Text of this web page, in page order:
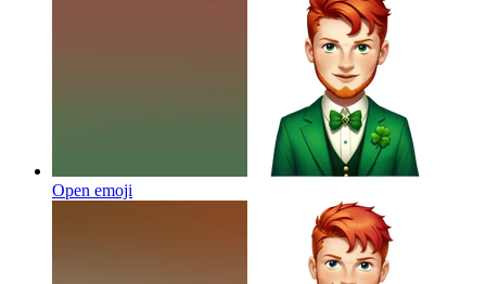
Open emoji